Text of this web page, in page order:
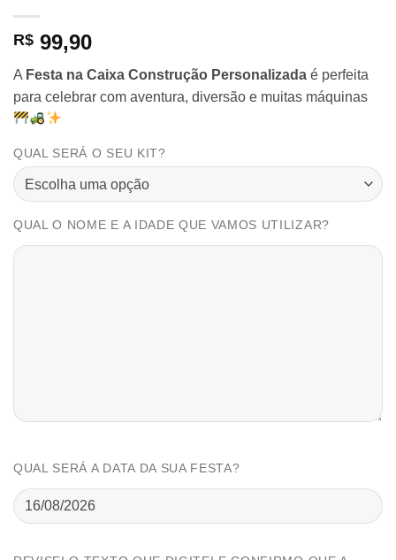
R$ 99,90
A Festa na Caixa Construção Personalizada é perfeita
para celebrar com aventura, diversão e muitas máquinas
QUAL SERÁ O SEU KIT?
QUAL O NOME E A IDADE QUE VAMOS UTILIZAR?
QUAL SERÁ A DATA DA SUA FESTA?